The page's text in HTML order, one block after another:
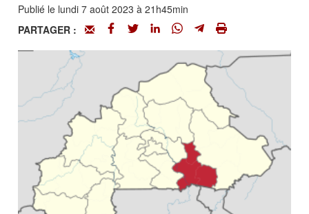
Publié le lundi 7 août 2023 à 21h45min
PARTAGER :